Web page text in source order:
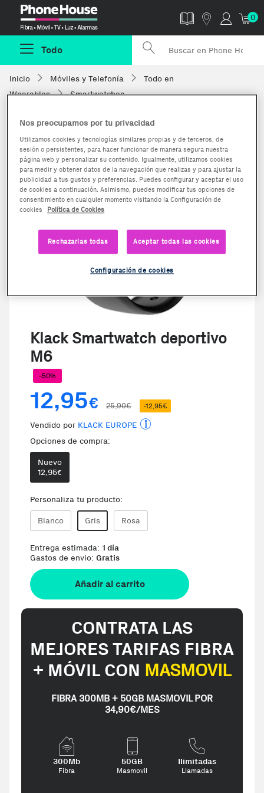
0
Todo
Inicio Móviles y Telefonía
Todo en
Wearables
Smartwatches
Klack Smartwatch deportivo
M6
-50%
12,95€ 25,90€ -12,95€
Vendido por KLACK EUROPE
Opciones de compra:
Nuevo
12,95€
Personaliza tu producto:
Blanco Gris Rosa
Entrega estimada: 1 día
Gastos de envio: Gratis
Añadir al carrito
CONTRATA LAS
MEJORES TARIFAS FIBRA
+ MÓVIL CON MASMOVIL
FIBRA 300MB + 50GB MASMOVIL POR
34,90€/MES
300Mb
Fibra
50GB
Masmovil
Ilimitadas
Llamadas
Nos preocupamos por tu privacidad
Utilizamos cookies y tecnologías similares propias y de terceros, de
sesión o persistentes, para hacer funcionar de manera segura nuestra
página web y personalizar su contenido. Igualmente, utilizamos cookies
para medir y obtener datos de la navegación que realizas y para ajustar la
publicidad a tus gustos y preferencias. Puedes configurar y aceptar el uso
de cookies a continuación. Asimismo, puedes modificar tus opciones de
consentimiento en cualquier momento visitando la Configuración de
cookies
Política de Cookies
Rechazarlas todas Aceptar todas las cookies
Configuración de cookies